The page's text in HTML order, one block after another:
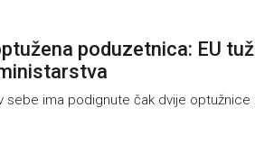
poduzetnica: EU
sebe ima podignute čak dvije